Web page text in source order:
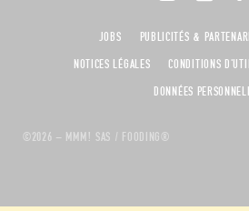
©2026 – MMM! SAS / FOODING®
JOBS PUBLICITÉS &
NOTICES LÉGALES
CONDITIONS
DONNÉES